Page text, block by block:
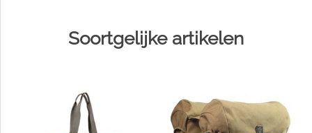
Soortgelijke artikelen